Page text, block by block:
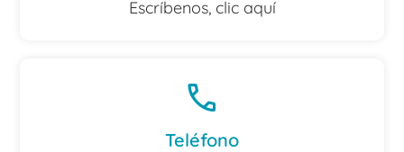
Escríbenos, clic aquí
call
Teléfono